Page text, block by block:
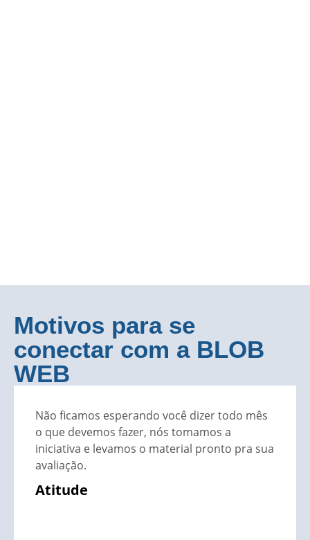
Motivos para se
conectar com a BLOB
WEB
Não ficamos esperando você dizer todo mês
o que devemos fazer, nós tomamos a
iniciativa e levamos o material pronto pra sua
avaliação.
Atitude